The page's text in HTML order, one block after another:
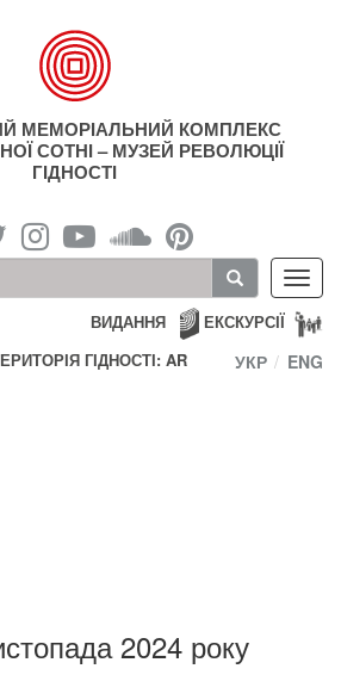
МЕМОРІАЛЬНИЙ КОМПЛЕКС
СОТНІ – МУЗЕЙ РЕВОЛЮЦІЇ
ГІДНОСТІ
ЕКСКУРСІЇ
ВИДАННЯ
ГІДНОСТІ: AR
УКР ENG
2024 року